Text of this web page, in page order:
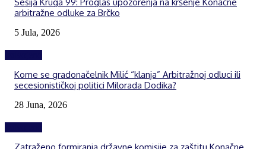
Sesija Kruga 99: Proglas upozorenja na kršenje Konačne
arbitražne odluke za Brčko
5 Jula, 2026
Kome se gradonačelnik Milić “klanja” Arbitražnoj odluci ili
secesionističkoj politici Milorada Dodika?
28 Juna, 2026